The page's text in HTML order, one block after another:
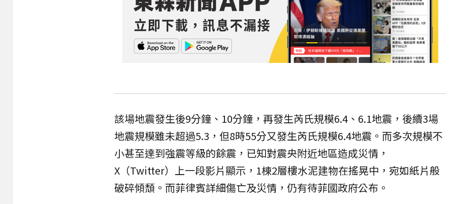
該場地震發生後9分鐘、10分鐘，再發生芮氏規模6.4、6.1地震，後續3場
地震規模雖未超過5.3，但8時55分又發生芮氏規模6.4地震。而多次規模不
小甚至達到強震等級的餘震，已知對震央附近地區造成災情 ，
X（Twitter）上一段影片顯示，1棟2層樓水泥建物在搖晃中，宛如紙片般
破碎傾頹。而菲律賓詳細傷亡及災情，仍有待菲國政府公布。